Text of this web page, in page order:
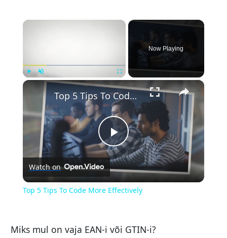
×
Unmute Fullscreen
Now Playing
×
Play
Video
Top 5 Tips To Code More Effectively
Watch on
Top 5 Tips To Code More Effectively
Miks mul on vaja EAN-i või GTIN-i?